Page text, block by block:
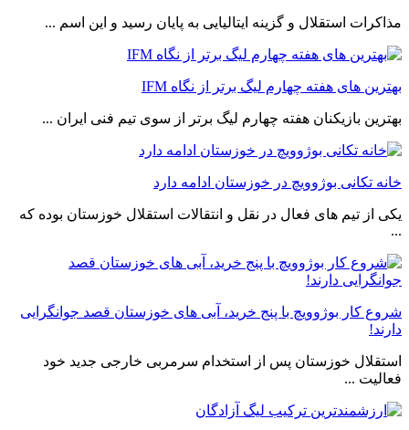
مذاکرات استقلال و گزینه ایتالیایی به پایان رسید و این اسم ...
بهترین های هفته چهارم لیگ برتر از نگاه IFM
بهترین بازیکنان هفته چهارم لیگ برتر از سوی تیم فنی ایران ...
خانه تکانی بوژوویچ در خوزستان ادامه دارد
یکی از تیم های فعال در نقل و انتقالات استقلال خوزستان بوده که
...
شروع کار بوژوویچ با پنج خرید، آبی های خوزستان قصد جوانگرایی
دارند!
استقلال خوزستان پس از استخدام سرمربی خارجی جدید خود
فعالیت ...